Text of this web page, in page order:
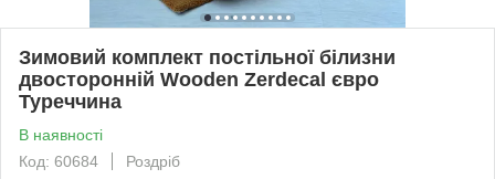
Зимовий комплект постільної білизни
двосторонній Wooden Zerdecal євро
Туреччина
В наявності
Код: 60684
Роздріб